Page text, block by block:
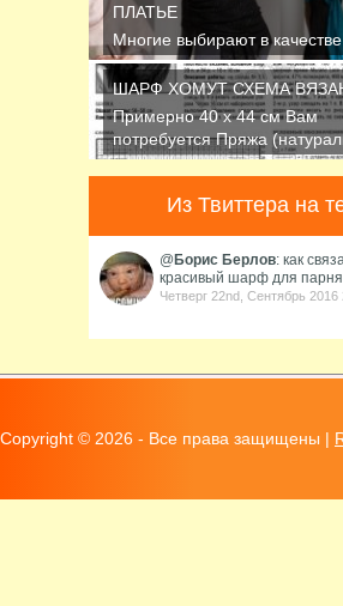
ПЛАТЬЕ
Многие выбирают в качестве
аксессуара красивый
шарфик, однако...
ШАРФ ХОМУТ СХЕМА
Примерно 40 х 44 см Вам
потребуется Пряжа
шерсть, альпака...
Из Твиттера на
@ Борис Берлов: как
красивый шарф для парня
Четверг 22nd, Сентябрь 2016
Copyright © 2026 - Все права защищены |